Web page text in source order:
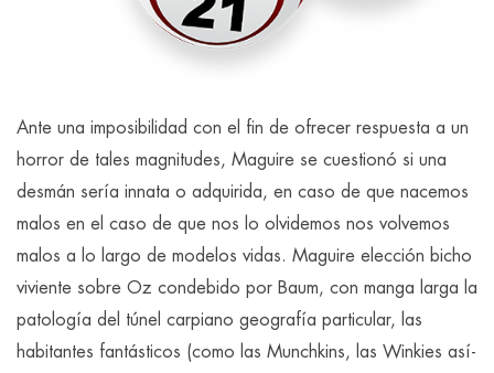
Ante una imposibilidad con el fin de ofrecer respuesta a un
horror de tales magnitudes, Maguire se cuestionó si una
desmán serí­a innata o adquirida, en caso de que nacemos
malos en el caso de que nos lo olvidemos nos volvemos
malos a lo largo de modelos vidas. Maguire elección bicho
viviente sobre Oz condebido por Baum, con manga larga la
patologí­a del túnel carpiano geografía particular, las
habitantes fantásticos (como las Munchkins, las Winkies así­